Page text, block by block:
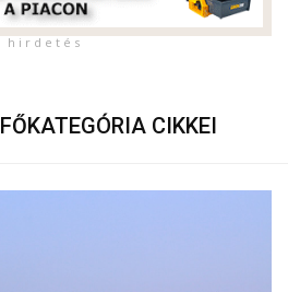
h i r d e t é s
FŐKATEGÓRIA CIKKEI